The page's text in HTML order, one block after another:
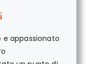
e appassionato